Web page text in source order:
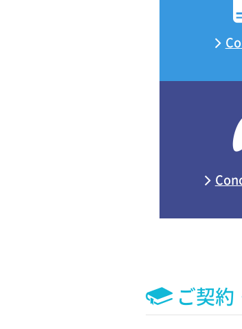
ご契